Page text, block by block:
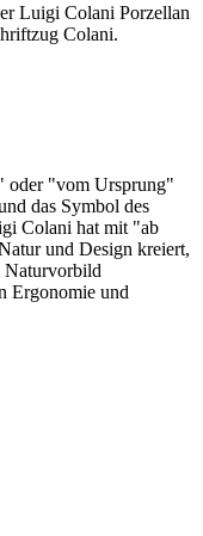
Luigi Colani Porzellan
Colani.
"vom Ursprung"
das Symbol des
Colani hat mit "ab
und Design kreiert,
Naturvorbild
Ergonomie und